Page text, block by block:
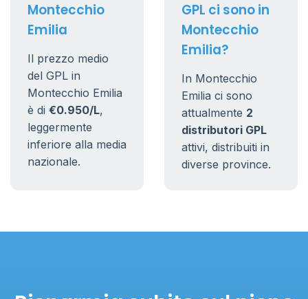
Montecchio
Emilia
Il prezzo medio
del GPL in
Montecchio Emilia
è di €0.950/L,
leggermente
inferiore alla media
nazionale.
GPL ci sono in
Montecchio
Emilia?
In Montecchio
Emilia ci sono
attualmente 2
distributori GPL
attivi, distribuiti in
diverse province.